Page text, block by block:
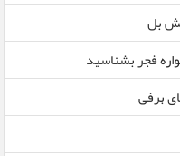
بل
فجر بشناسید
برفی